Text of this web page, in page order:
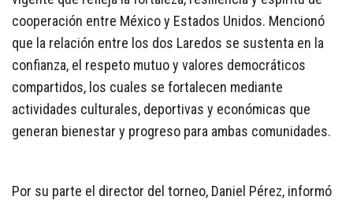
cooperación entre México y Estados Unidos. Mencionó
que la relación entre los dos Laredos se sustenta en la
confianza, el respeto mutuo y valores democráticos
compartidos, los cuales se fortalecen mediante
actividades culturales, deportivas y económicas que
generan bienestar y progreso para ambas comunidades.
Por su parte el director del torneo, Daniel Pérez, informó